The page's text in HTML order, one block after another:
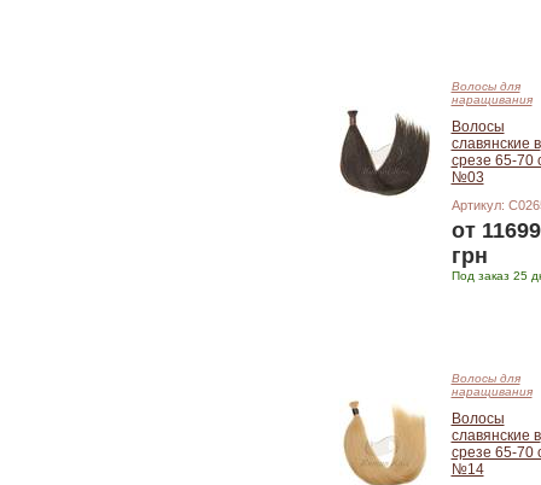
Волосы для
наращивания
Волосы
славянские в
срезе 65-70
№03
Артикул:
от 11699
грн
Под заказ 25
Волосы для
наращивания
Волосы
славянские в
срезе 65-70
№14